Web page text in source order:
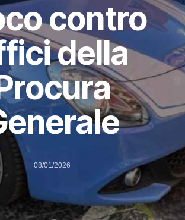
contro
della
08/01/2026